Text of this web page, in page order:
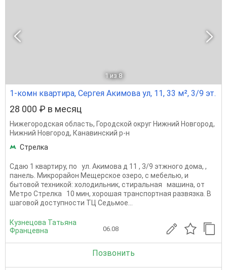
1 из 8
1-комн квартира, Сергея Акимова ул, 11, 33 м², 3/9 эт.
28 000 ₽ в месяц
Нижегородская область, Городской округ Нижний Новгород,
Нижний Новгород, Канавинский р-н
Стрелка
Сдаю 1 квартиру, по ул. Акимова д 11 , 3/9 этжного дома, ,
панель. Микрорайон Мещерское озеро, с мебелью, и
бытовой техникой: холодильник, стиральная машина, от
Метро Стрелка 10 мин, хорошая транспортная развязка. В
шаговой доступности ТЦ Седьмое...
Кузнецова Татьяна
Францевна
06.08
Позвонить